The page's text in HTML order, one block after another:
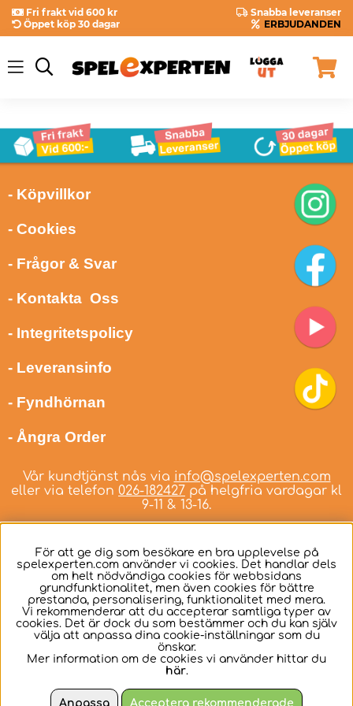
Fri frakt vid 600 kr
Snabba leveranser
Öppet köp 30 dagar
ERBJUDANDEN
- Köpvillkor
- Cookies
- Frågor & Svar
- Kontakta Oss
- Integritetspolicy
- Leveransinfo
- Fyndhörnan
- Ångra Order
Vår kundtjänst nås via info@spelexperten.com
eller via telefon 026-182427 på helgfria vardagar kl
9-11 & 13-16.
Svenska
För att ge dig som besökare en bra upplevelse på
spelexperten.com använder vi cookies. Det handlar dels
om helt nödvändiga cookies för webbsidans
grundfunktionalitet, men även cookies för bättre
prestanda, personalisering, funktionalitet med mera.
Vi rekommenderar att du accepterar samtliga typer av
cookies. Det är dock du som bestämmer och du kan själv
välja att anpassa dina cookie-inställningar som du
önskar.
Mer information om de cookies vi använder hittar du
här.
Anpassa Acceptera rekommenderade